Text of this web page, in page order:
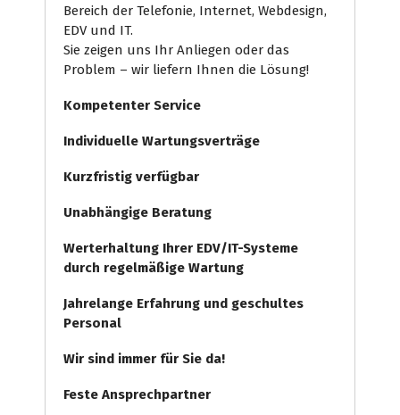
Bereich der Telefonie, Internet, Webdesign,
EDV und IT.
Sie zeigen uns Ihr Anliegen oder das
Problem – wir liefern Ihnen die Lösung!
Kompetenter Service
Individuelle Wartungsverträge
Kurzfristig verfügbar
Unabhängige Beratung
Werterhaltung Ihrer EDV/IT-Systeme
durch regelmäßige Wartung
Jahrelange Erfahrung und geschultes
Personal
Wir sind immer für Sie da!
Feste Ansprechpartner